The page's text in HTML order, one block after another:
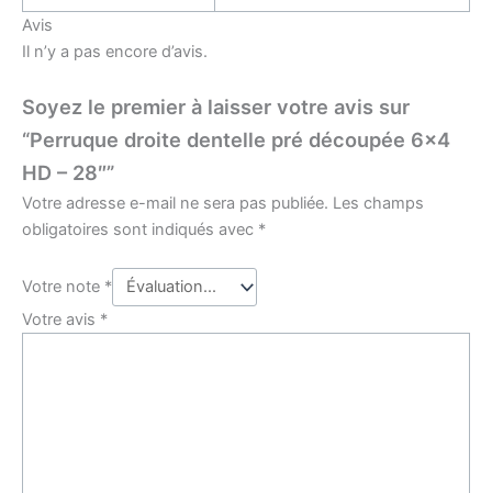
Avis
Il n’y a pas encore d’avis.
Soyez le premier à laisser votre avis sur
“Perruque droite dentelle pré découpée 6×4
HD – 28″”
Votre adresse e-mail ne sera pas publiée. Les champs
obligatoires sont indiqués avec *
Votre note *
Votre avis *